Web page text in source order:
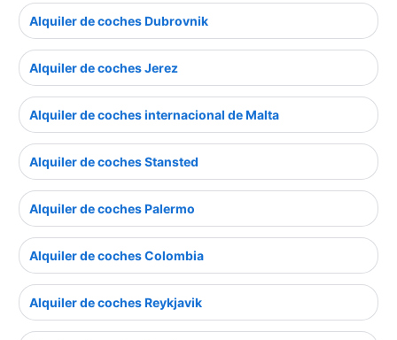
Alquiler de coches Dubrovnik
Alquiler de coches Jerez
Alquiler de coches internacional de Malta
Alquiler de coches Stansted
Alquiler de coches Palermo
Alquiler de coches Colombia
Alquiler de coches Reykjavik